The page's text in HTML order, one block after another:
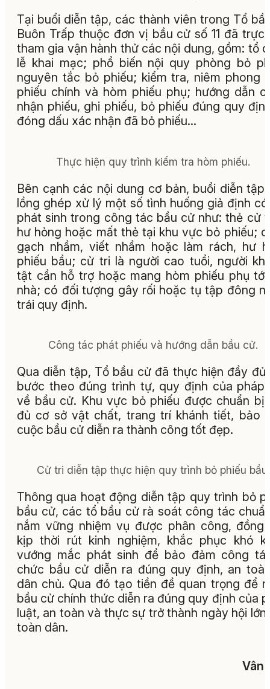
Tại buổi diễn tập, các thành viên trong Tổ
Buôn Trấp thuộc đơn vị bầu cử số 11 đã trực
tham gia vận hành thử các nội dung, gồm: tổ
lễ khai mạc; phổ biến nội quy phòng bỏ
nguyên tắc bỏ phiếu; kiểm tra, niêm phong
phiếu chính và hòm phiếu phụ; hướng dẫn
nhận phiếu, ghi phiếu, bỏ phiếu đúng quy
đóng dấu xác nhận đã bỏ phiếu…
Thực hiện quy trình kiểm tra hòm phiếu.
Bên cạnh các nội dung cơ bản, buổi diễn tập
lồng ghép xử lý một số tình huống giả định
phát sinh trong công tác bầu cử như: thẻ cử
hư hỏng hoặc mất thẻ tại khu vực bỏ phiếu;
gạch nhầm, viết nhầm hoặc làm rách, hư
phiếu bầu; cử tri là người cao tuổi, người
tật cần hỗ trợ hoặc mang hòm phiếu phụ
nhà; có đối tượng gây rối hoặc tụ tập đông
trái quy định.
Công tác phát phiếu và hướng dẫn bầu cử.
Qua diễn tập, Tổ bầu cử đã thực hiện đầy đủ
bước theo đúng trình tự, quy định của pháp
về bầu cử. Khu vực bỏ phiếu được chuẩn bị
đủ cơ sở vật chất, trang trí khánh tiết, bảo
cuộc bầu cử diễn ra thành công tốt đẹp.
Cử tri diễn tập thực hiện quy trình bỏ phiếu bầu.
Thông qua hoạt động diễn tập quy trình bỏ
bầu cử, các tổ bầu cử rà soát công tác
nắm vững nhiệm vụ được phân công, đồng
kịp thời rút kinh nghiệm, khắc phục khó
vướng mắc phát sinh để bảo đảm công
chức bầu cử diễn ra đúng quy định, an
dân chủ. Qua đó tạo tiền đề quan trọng để
bầu cử chính thức diễn ra đúng quy định của
luật, an toàn và thực sự trở thành ngày hội lớn
toàn dân.
Vân